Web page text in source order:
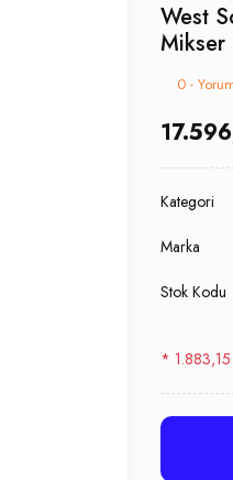
West
Mikser
0 -
Kategori
Marka
Stok Kodu
* 1.883,15